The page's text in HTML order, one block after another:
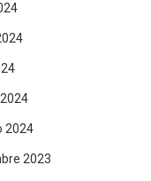
2024
2023